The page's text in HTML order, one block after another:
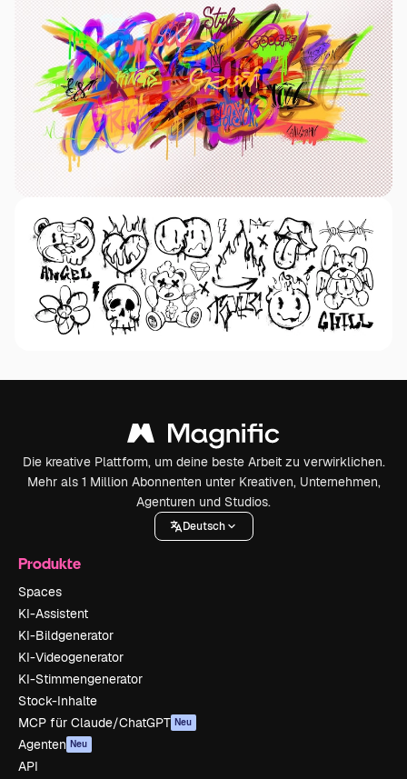
Die kreative Plattform, um deine beste Arbeit zu verwirklichen.
Mehr als 1 Million Abonnenten unter Kreativen, Unternehmen,
Agenturen und Studios.
Deutsch
Produkte
Spaces
KI-Assistent
KI-Bildgenerator
KI-Videogenerator
KI-Stimmengenerator
Stock-Inhalte
MCP für Claude/ChatGPT Neu
Agenten Neu
API